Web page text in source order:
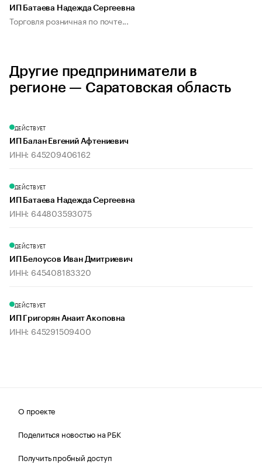
ИП Батаева Надежда Сергеевна
Торговля розничная по почте...
Другие предприниматели в
регионе — Саратовская область
ДЕЙСТВУЕТ
ИП Балан Евгений Афтениевич
ИНН: 645209406162
ДЕЙСТВУЕТ
ИП Батаева Надежда Сергеевна
ИНН: 644803593075
ДЕЙСТВУЕТ
ИП Белоусов Иван Дмитриевич
ИНН: 645408183320
ДЕЙСТВУЕТ
ИП Григорян Анаит Акоповна
ИНН: 645291509400
О проекте
Поделиться новостью на РБК
Получить пробный доступ